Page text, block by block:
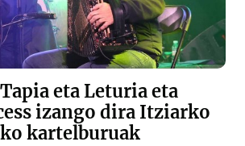
eta Leturia eta
izango dira Itziarko
kartelburuak